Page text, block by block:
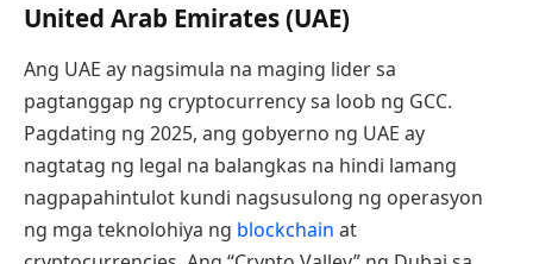
United Arab Emirates (UAE)
Ang UAE ay nagsimula na maging lider sa
pagtanggap ng cryptocurrency sa loob ng GCC.
Pagdating ng 2025, ang gobyerno ng UAE ay
nagtatag ng legal na balangkas na hindi lamang
nagpapahintulot kundi nagsusulong ng operasyon
ng mga teknolohiya ng blockchain at